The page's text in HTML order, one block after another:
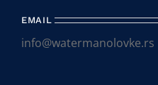
EMAIL
info@watermanolovke.rs